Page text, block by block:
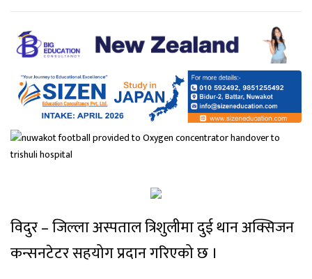
विदुर – जिल्ला अस्पताल त्रिशुलीमा दुई थान अक्सिजन
कन्सनटेटर सहयोग प्रदान गरिएको छ ।